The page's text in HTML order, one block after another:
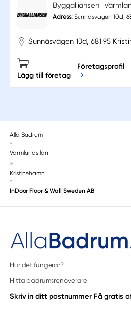
Byggalliansen i
Adress: Sunnäsvägen 10d,
Sunnäsvägen 10d, 681 95
Lägg till företag
Företagsprofil
Alla Badrum
»
Värmlands län
»
Kristinehamn
»
InDoor Floor & Wall Sweden AB
Hur det fungerar?
Hitta badrumsrenoverare
Skriv in ditt postnummer Få gratis